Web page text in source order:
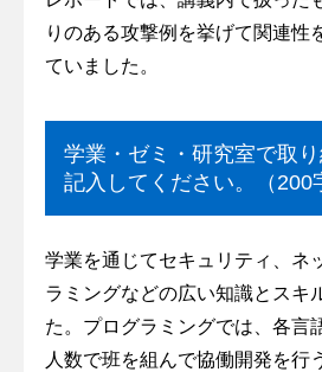
りのある攻撃例を挙げて関連性
ていました。
学業・ゼミ・研究室で取
記入してください。（200
学業を通じてセキュリティ、ネ
ラミングなどの広い知識とスキ
た。プログラミングでは、各言
人数で班を組んで協働開発を行